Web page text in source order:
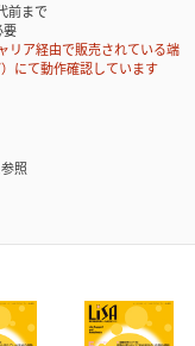
前まで
要
ア経由で販売されている端
にて動作確認しています
照